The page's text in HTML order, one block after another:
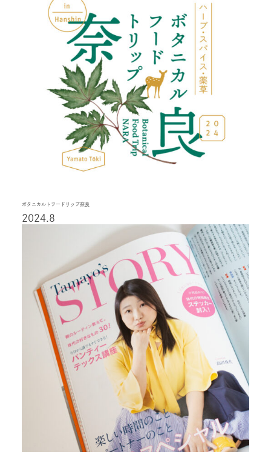
ボタニカルトフードリップ奈良
2024.8